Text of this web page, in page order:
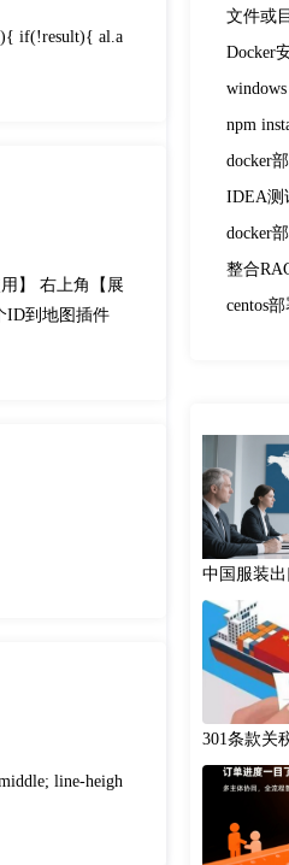
if(!result){ al.a
】 右上角【展
ID到地图插件
line-heigh
文件或
Docker
npm
docker
docker
centos
中国服装出
301条款关